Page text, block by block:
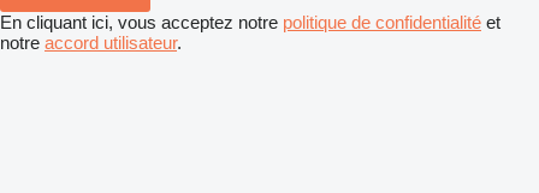
En cliquant ici, vous acceptez notre politique de confidentialité et
notre accord utilisateur.